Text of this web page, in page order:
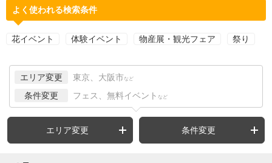
よく使われる検索条件
花イベント 体験イベント 物産展・観光フェア 祭り
エリア変更 東京、大阪市 など
条件変更 フェス、無料イベント など
エリア変更 条件変更